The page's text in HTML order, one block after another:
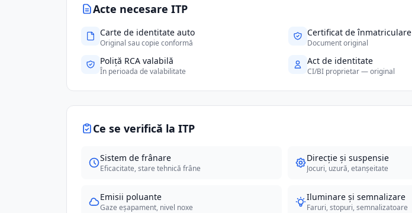
Acte necesare ITP
Carte de identitate auto
Original sau copie conformă
Certificat de înmatriculare
Document original
Poliță RCA valabilă
În perioada de valabilitate
Act de identitate
CI/BI proprietar — original
Ce se verifică la ITP
Sistem de frânare
Eficacitate, stare tehnică frâne
Direcție și suspensie
Jocuri, uzură, etanșeitate
Emisii poluante
Gaze eșapament, nivel noxe
Iluminare și semnalizare
Faruri, stopuri, semnalizatoare